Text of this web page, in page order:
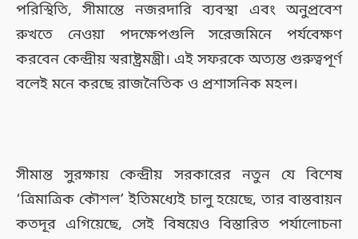
পরিস্থিতি, সীমান্তে নজরদারি ব্যবস্থা এবং অনুপ্রবেশ
রুখতে নেওয়া পদক্ষেপগুলি সরেজমিনে পর্যবেক্ষণ
করবেন কেন্দ্রীয় স্বরাষ্ট্রমন্ত্রী। এই সফরকে অত্যন্ত গুরুত্বপূর্ণ
বলেই মনে করছে রাজনৈতিক ও প্রশাসনিক মহল।
সীমান্ত সুরক্ষায় কেন্দ্রীয় সরকারের নতুন যে বিশেষ
‘ত্রিমাত্রিক কৌশল’ ইতিমধ্যেই চালু হয়েছে, তার বাস্তবায়ন
কতদূর এগিয়েছে, সেই বিষয়েও বিস্তারিত পর্যালোচনা